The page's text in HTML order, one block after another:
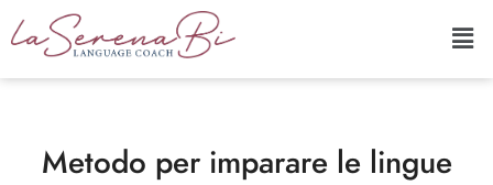
Metodo per imparare le lingue